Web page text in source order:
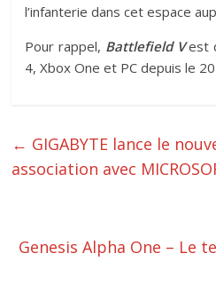
l’infanterie dans cet espace
Pour rappel, Battlefield Vest
4, Xbox One et PC depuis le
← GIGABYTE lance le
association avec
Genesis Alpha One – Le